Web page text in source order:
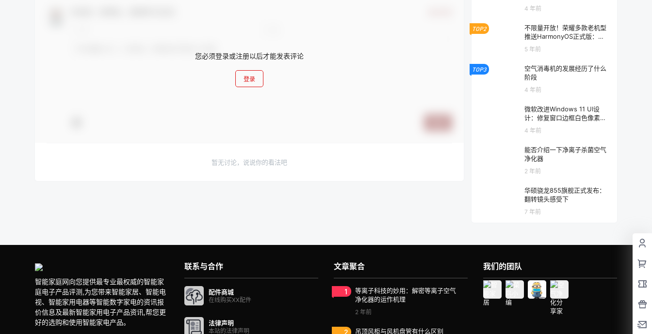
您必须登录或注册以后才能发表评论
登录
暂无讨论，说说你的看法吧
能使用
4 年前
TOP2
不限量开放！荣耀多款老机型
推送HarmonyOS正式版：升
完更流畅
5 年前
TOP3
空气消毒机的发展经历了什么
阶段
4 年前
微软改进Windows 11 UI设
计：修复窗口边框白色像素问
4 年前
能否介绍一下净离子杀菌空气
净化器
2 年前
华硕骁龙855旗舰正式发布：
翻转镜头感受下
7 年前
智能家庭网向您提供最专业最权威的智能家
庭电子产品评测,为您带来智能家居、智能电
视、智能家用电器等智能数字家电的资讯报
价信息及最新智能家用电子产品资讯,帮您更
好的选购和使用智能家电产品。
联系与合作
配件商城
在线购买XX配件
法律声明
本站的法律声明
文章聚合
1
等离子科技的妙用：解密等离子空气
净化器的运作机理
2 年前
2 吊顶风柜与风机盘管有什么区别
我们的团队